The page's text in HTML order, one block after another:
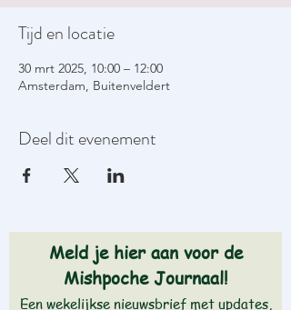
Tijd en locatie
30 mrt 2025, 10:00 – 12:00
Amsterdam, Buitenveldert
Deel dit evenement
Meld je hier aan voor de
Mishpoche Journaal!
Een wekelijkse nieuwsbrief met updates,